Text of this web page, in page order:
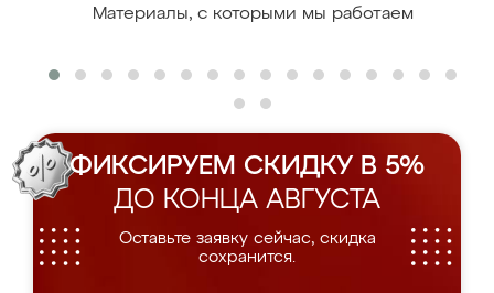
Материалы, с которыми мы работаем
ФИКСИРУЕМ СКИДКУ В 5%
ДО КОНЦА АВГУСТА
Оставьте заявку сейчас, скидка
сохранится.